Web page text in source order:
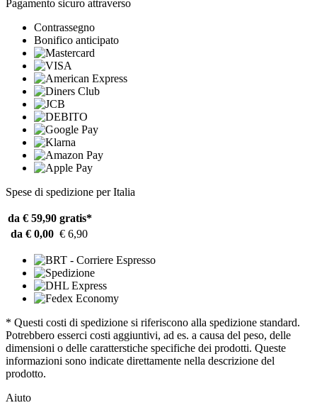
Pagamento sicuro attraverso
Contrassegno
Bonifico anticipato
Spese di spedizione per Italia
da € 59,90 gratis*
da € 0,00 € 6,90
* Questi costi di spedizione si riferiscono alla spedizione standard.
Potrebbero esserci costi aggiuntivi, ad es. a causa del peso, delle
dimensioni o delle caratterstiche specifiche dei prodotti. Queste
informazioni sono indicate direttamente nella descrizione del
prodotto.
Aiuto